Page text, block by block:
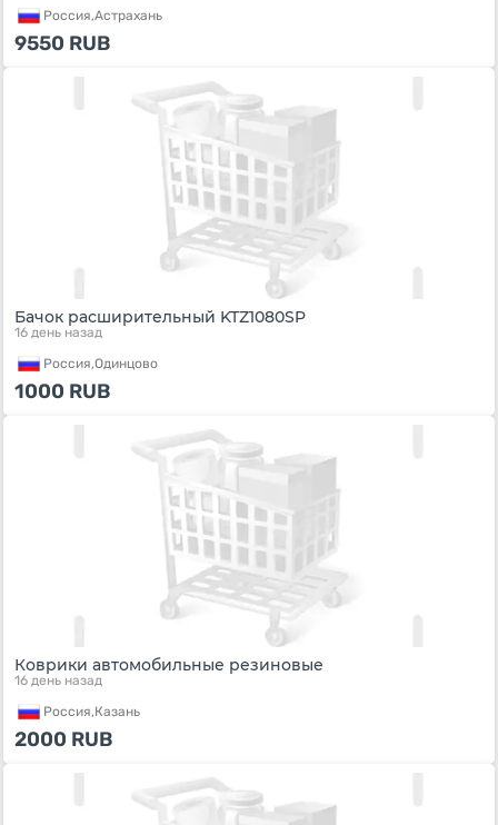
Россия,Астрахань
9550 RUB
Бачок расширительный KTZ1080SP
16 день назад
Россия,Одинцово
1000 RUB
Коврики автомобильные резиновые
16 день назад
Россия,Казань
2000 RUB